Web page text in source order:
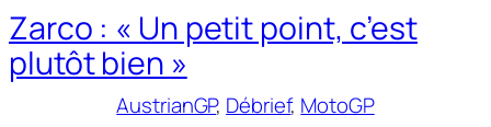
Zarco : « Un petit point, c’est
plutôt bien »
AustrianGP, Débrief, MotoGP